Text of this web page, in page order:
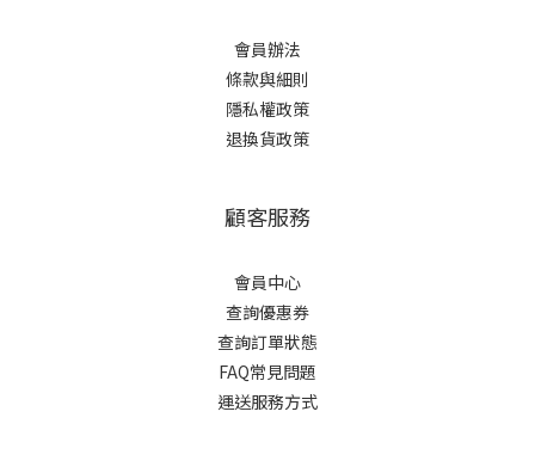
會員辦法
條款與細則
隱私權政策
退換貨政策
顧客服務
會員中心
查詢優惠券
查詢訂單狀態
FAQ常見問題
運送服務方式